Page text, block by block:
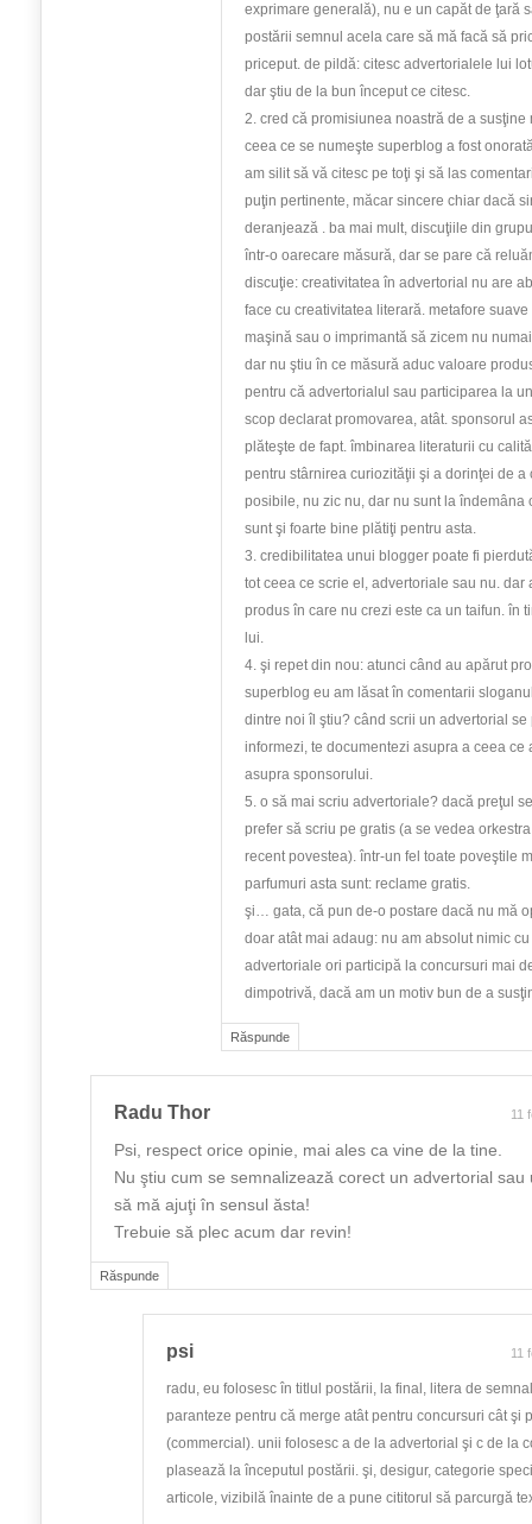
Răspunde
exprimare generală), nu e un capăt de ţară
postării semnul acela care să mă facă să
priceput. de pildă: citesc advertorialele lui
dar ştiu de la bun început ce citesc.
2. cred că promisiunea noastră de a
ceea ce se numeşte superblog a fost
am silit să vă citesc pe toţi şi să las
puţin pertinente, măcar sincere chiar dacă
deranjează . ba mai mult, discuţiile din
într-o oarecare măsură, dar se pare că
discuţie: creativitatea în advertorial nu are
face cu creativitatea literară. metafore
maşină sau o imprimantă să zicem nu
dar nu ştiu în ce măsură aduc valoare
pentru că advertorialul sau participarea la
scop declarat promovarea, atât. sponsorul
plăteşte de fapt. îmbinarea literaturii cu
pentru stârnirea curiozităţii şi a dorinţei de a
posibile, nu zic nu, dar nu sunt la îndemâna
sunt şi foarte bine plătiţi pentru asta.
3. credibilitatea unui blogger poate fi
tot ceea ce scrie el, advertoriale sau nu. dar
produs în care nu crezi este ca un taifun. în
lui.
4. şi repet din nou: atunci când au apărut
superblog eu am lăsat în comentarii
dintre noi îl ştiu? când scrii un advertorial se
informezi, te documentezi asupra a ceea ce
asupra sponsorului.
5. o să mai scriu advertoriale? dacă preţul
prefer să scriu pe gratis (a se vedea
recent povestea). într-un fel toate poveştile
parfumuri asta sunt: reclame gratis.
şi… gata, că pun de-o postare dacă nu mă
doar atât mai adaug: nu am absolut nimic
advertoriale ori participă la concursuri mai
dimpotrivă, dacă am un motiv bun de a
Răspunde
Radu Thor 11
Psi, respect orice opinie, mai ales ca vine de la tine.
Nu ştiu cum se semnalizează corect un advertorial sau
să mă ajuţi în sensul ăsta!
Trebuie să plec acum dar revin!
psi 11
radu, eu folosesc în titlul postării, la final, litera de
paranteze pentru că merge atât pentru concursuri cât şi
(commercial). unii folosesc a de la advertorial şi c de la
plasează la începutul postării. şi, desigur, categorie
articole, vizibilă înainte de a pune cititorul să parcurgă